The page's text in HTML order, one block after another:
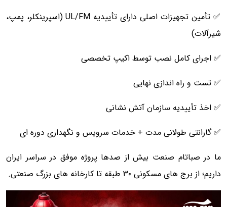
✅ تأمین تجهیزات اصلی دارای تأییدیه UL/FM (اسپرینکلر، پمپ،
شیرآلات)
✅ اجرای کامل نصب توسط اکیپ تخصصی
✅ تست و راه اندازی نهایی
✅ اخذ تأییدیه سازمان آتش نشانی
✅ گارانتی طولانی مدت + خدمات سرویس و نگهداری دوره ای
ما در صباتام صنعت بیش از صدها پروژه موفق در سراسر ایران
داریم؛ از برج های مسکونی ۳۰ طبقه تا کارخانه های بزرگ صنعتی.